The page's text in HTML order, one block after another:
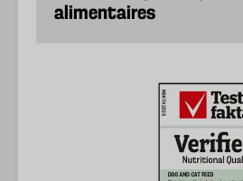
alimentaires